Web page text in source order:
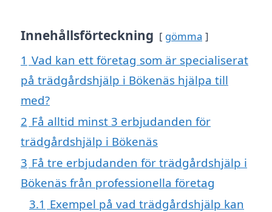
Innehållsförteckning gömma
1 Vad kan ett företag som är specialiserat
på trädgårdshjälp i Bökenäs hjälpa till
med?
2 Få alltid minst 3 erbjudanden för
trädgårdshjälp i Bökenäs
3 Få tre erbjudanden för trädgårdshjälp i
Bökenäs från professionella företag
3.1 Exempel på vad trädgårdshjälp kan